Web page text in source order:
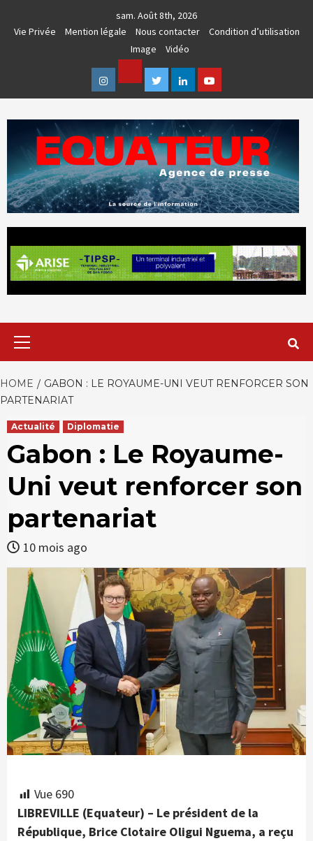
sam. Août 8th, 2026
Vie Privée
Mention légale Nous contacter
Condition d’utilisation
Image
Vidéo
Instagram
Facebook
TwitterLinkedinYoutube
EQUATEUR
HOME
GABON : LE ROYAUME-UNI VEUT RENFORCER SON
PARTENARIAT
Actualité Diplomatie
Gabon : Le Royaume-
Uni veut renforcer son
partenariat
10 mois ago
Vue 690
LIBREVILLE (Equateur) – Le président de la
République, Brice Clotaire Oligui Nguema, a reçu